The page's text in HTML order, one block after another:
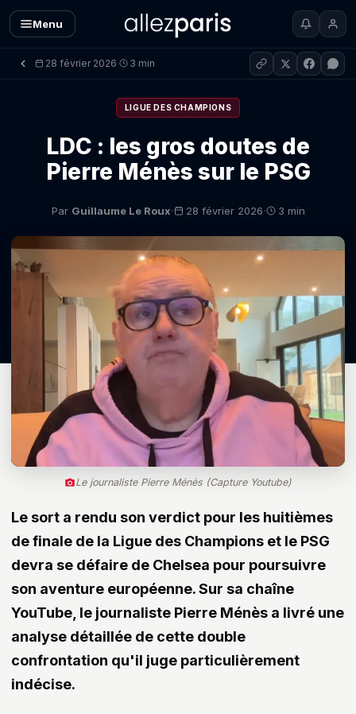
Menu
28 février 2026· 3 min
LIGUE DES CHAMPIONS
LDC : les gros doutes de
Pierre Ménès sur le PSG
Par Guillaume Le Roux· 28 février 2026· 3 min
Le journaliste Pierre Ménès (Capture Youtube)
Le sort a rendu son verdict pour les huitièmes
de finale de la Ligue des Champions et le PSG
devra se défaire de Chelsea pour poursuivre
son aventure européenne. Sur sa chaîne
YouTube, le journaliste Pierre Ménès a livré une
analyse détaillée de cette double
confrontation qu'il juge particulièrement
indécise.